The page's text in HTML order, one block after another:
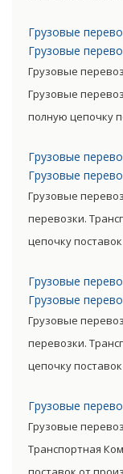
позволяют
существенно
Грузовые
Грузовые
Грузовые
Грузовые
полную цепочку
поставки
существенно
Грузовые
Грузовые
Грузовые
перевозки.
цепочку
позволяют
существенно
Грузовые
Грузовые
Грузовые
перевозки.
цепочку
позволяют
существенно
Грузовые
Грузовые
Транспортная